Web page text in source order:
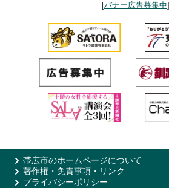
[バナー広告募集中]
帯広市のホームページについて
著作権・免責事項・リンク
プライバシーポリシー